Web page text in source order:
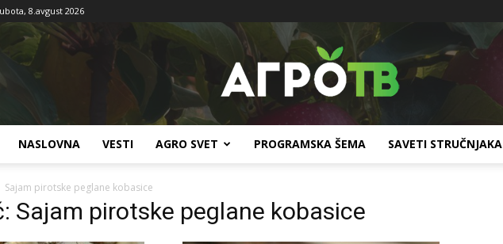
8.avgust 2026
NASLOVNA VESTI AGRO SVET PROGRAMSKA ŠEMA SAVETI STRUČNJAKA
Sajam pirotske peglane kobasice
Sajam pirotske peglane kobasice